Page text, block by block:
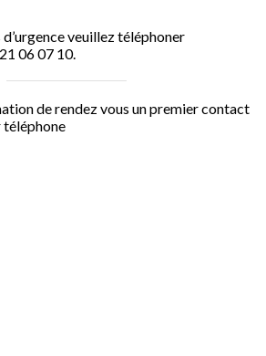
veuillez téléphoner
06 07 10.
de rendez vous un premier contact
téléphone